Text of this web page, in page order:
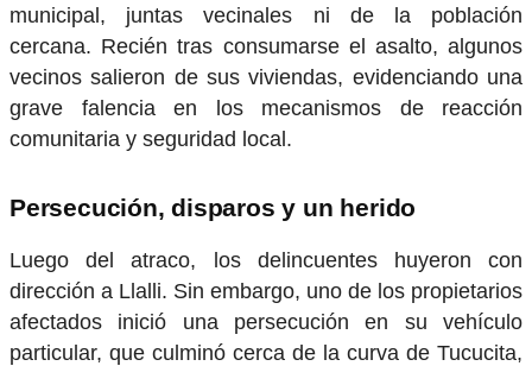
municipal, juntas vecinales ni de la población
cercana. Recién tras consumarse el asalto, algunos
vecinos salieron de sus viviendas, evidenciando una
grave falencia en los mecanismos de reacción
comunitaria y seguridad local.
Persecución, disparos y un herido
Luego del atraco, los delincuentes huyeron con
dirección a Llalli. Sin embargo, uno de los propietarios
afectados inició una persecución en su vehículo
particular, que culminó cerca de la curva de Tucucita,